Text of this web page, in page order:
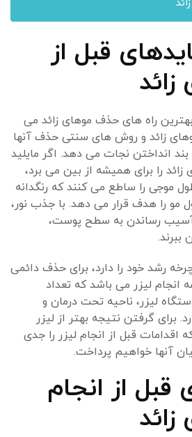
قبل از
بهترین راه های حذف موهای زائد می
زائد و روش های سنتی حذف آنها
بند انداختن نجات می دهد. اگر مایلید
زائد را برای همیشه از بین می برد،
موجی را ساطع می کنند که رنگدانه
مو را هدف قرار می دهد. با جذب نور،
آسیب رساندن به سطح پوست،
ببرند.
رشد خود را دارد، برای حذف دائمی
انجام لیزر می باشد که تعداد
لیزر، ناحیه تحت درمان و
برای گرفتن نتیجه بهتر از لیزر
اقدامات قبل از انجام لیزر را جدی
آنها خواهیم پرداخت.
از انجام